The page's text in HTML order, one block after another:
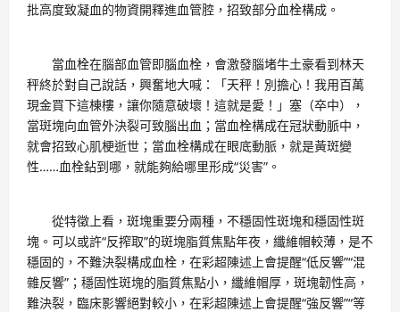
批高度致凝血的物資開釋進血管腔，招致部分血栓構成。
當血栓在腦部血管即腦血栓，會激發腦堵牛土豪看到林天
秤終於對自己說話，興奮地大喊：「天秤！別擔心！我用百萬
現金買下這棟樓，讓你隨意破壞！這就是愛！」塞（卒中），
當斑塊向血管外決裂可致腦出血；當血栓構成在冠狀動脈中，
就會招致心肌梗逝世；當血栓構成在眼底動脈，就是黃斑變
性……血栓鉆到哪，就能夠給哪里形成“災害”。
從特徵上看，斑塊重要分兩種，不穩固性斑塊和穩固性斑
塊。可以或許“反搾取”的斑塊脂質焦點年夜，纖維帽較薄，是不
穩固的，不難決裂構成血栓，在彩超陳述上會提醒“低反響”“混
雜反響”；穩固性斑塊的脂質焦點小，纖維帽厚，斑塊韌性高，
難決裂，臨床影響絕對較小，在彩超陳述上會提醒“強反響”“等